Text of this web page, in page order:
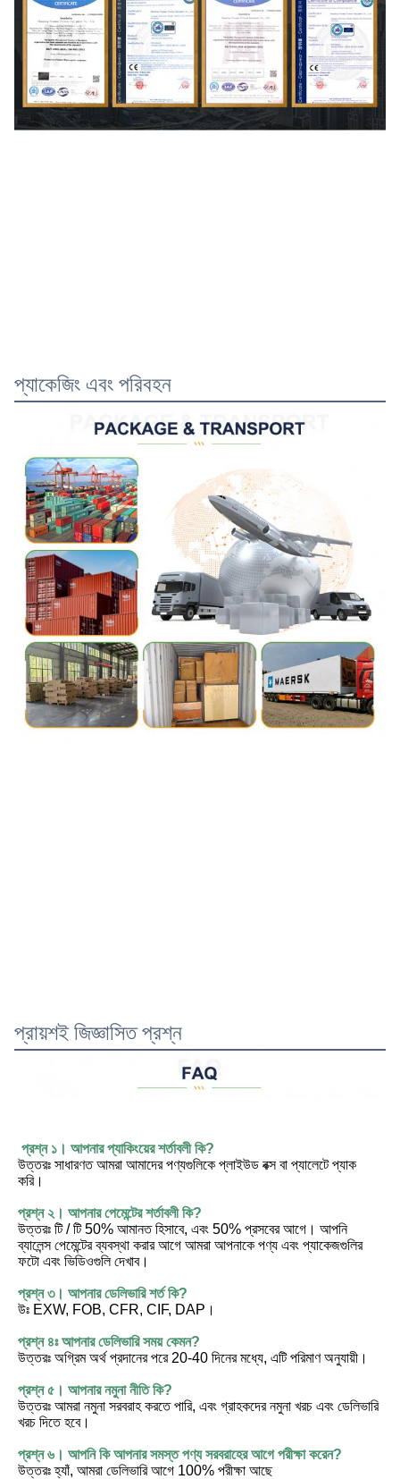
প্যাকেজিং এবং পরিবহন
প্রায়শই জিজ্ঞাসিত প্রশ্ন
প্রশ্ন ১। আপনার প্যাকিংয়ের শর্তাবলী কি?
উত্তরঃ সাধারণত আমরা আমাদের পণ্যগুলিকে প্লাইউড বক্স বা প্যালেটে প্যাক
করি।
প্রশ্ন ২। আপনার পেমেন্টের শর্তাবলী কি?
উত্তরঃ টি / টি 50% আমানত হিসাবে, এবং 50% প্রসবের আগে। আপনি
ব্যালেন্স পেমেন্টের ব্যবস্থা করার আগে আমরা আপনাকে পণ্য এবং প্যাকেজগুলির
ফটো এবং ভিডিওগুলি দেখাব।
প্রশ্ন ৩। আপনার ডেলিভারি শর্ত কি?
উঃ EXW, FOB, CFR, CIF, DAP।
প্রশ্ন ৪ঃ আপনার ডেলিভারি সময় কেমন?
উত্তরঃ অগ্রিম অর্থ প্রদানের পরে 20-40 দিনের মধ্যে, এটি পরিমাণ অনুযায়ী।
প্রশ্ন ৫। আপনার নমুনা নীতি কি?
উত্তরঃ আমরা নমুনা সরবরাহ করতে পারি, এবং গ্রাহকদের নমুনা খরচ এবং ডেলিভারি
খরচ দিতে হবে।
প্রশ্ন ৬। আপনি কি আপনার সমস্ত পণ্য সরবরাহের আগে পরীক্ষা করেন?
উত্তরঃ হ্যাঁ, আমরা ডেলিভারি আগে 100% পরীক্ষা আছে